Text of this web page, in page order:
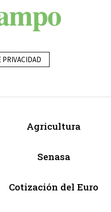
Agricultura
Senasa
Cotización del Euro